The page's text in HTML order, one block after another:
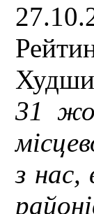
31
з нас,